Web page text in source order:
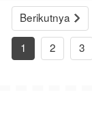
Berikutnya
1
2 3